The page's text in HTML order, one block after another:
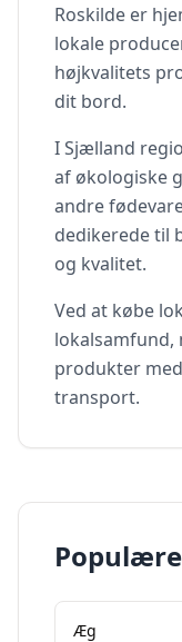
Roskilde er
lokale
højkvalitets
dit bord.
ISjælland
af økologiske
andre
dedikerede til
og kvalitet.
Ved at købe
lokalsamfund,
produkter
transport.
Æg